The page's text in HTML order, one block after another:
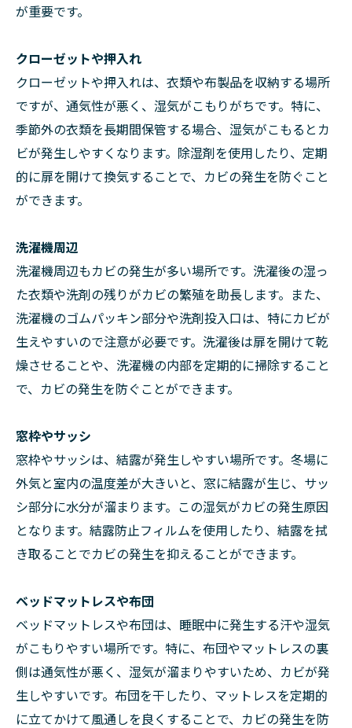
が重要です。
クローゼットや押入れ
クローゼットや押入れは、衣類や布製品を収納する場所
ですが、通気性が悪く、湿気がこもりがちです。特に、
季節外の衣類を長期間保管する場合、湿気がこもるとカ
ビが発生しやすくなります。除湿剤を使用したり、定期
的に扉を開けて換気することで、カビの発生を防ぐこと
ができます。
洗濯機周辺
洗濯機周辺もカビの発生が多い場所です。洗濯後の湿っ
た衣類や洗剤の残りがカビの繁殖を助長します。また、
洗濯機のゴムパッキン部分や洗剤投入口は、特にカビが
生えやすいので注意が必要です。洗濯後は扉を開けて乾
燥させることや、洗濯機の内部を定期的に掃除すること
で、カビの発生を防ぐことができます。
窓枠やサッシ
窓枠やサッシは、結露が発生しやすい場所です。冬場に
外気と室内の温度差が大きいと、窓に結露が生じ、サッ
シ部分に水分が溜まります。この湿気がカビの発生原因
となります。結露防止フィルムを使用したり、結露を拭
き取ることでカビの発生を抑えることができます。
ベッドマットレスや布団
ベッドマットレスや布団は、睡眠中に発生する汗や湿気
がこもりやすい場所です。特に、布団やマットレスの裏
側は通気性が悪く、湿気が溜まりやすいため、カビが発
生しやすいです。布団を干したり、マットレスを定期的
に立てかけて風通しを良くすることで、カビの発生を防